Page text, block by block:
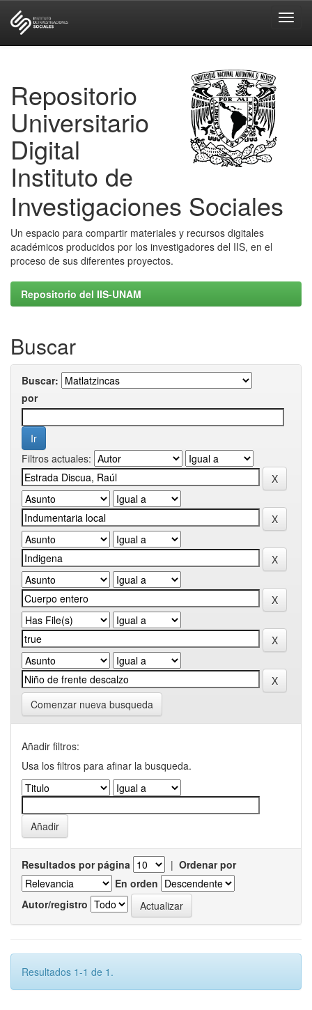
Repositorio
Universitario
Digital
Instituto de
Investigaciones Sociales
Un espacio para compartir materiales y recursos digitales
académicos producidos por los investigadores del IIS, en el
proceso de sus diferentes proyectos.
Repositorio del IIS-UNAM
Buscar
Buscar:
por
Filtros actuales:
Comenzar nueva busqueda
Añadir filtros:
Usa los filtros para afinar la busqueda.
Resultados por página | Ordenar por
En orden
Autor/registro
Resultados 1-1 de 1.